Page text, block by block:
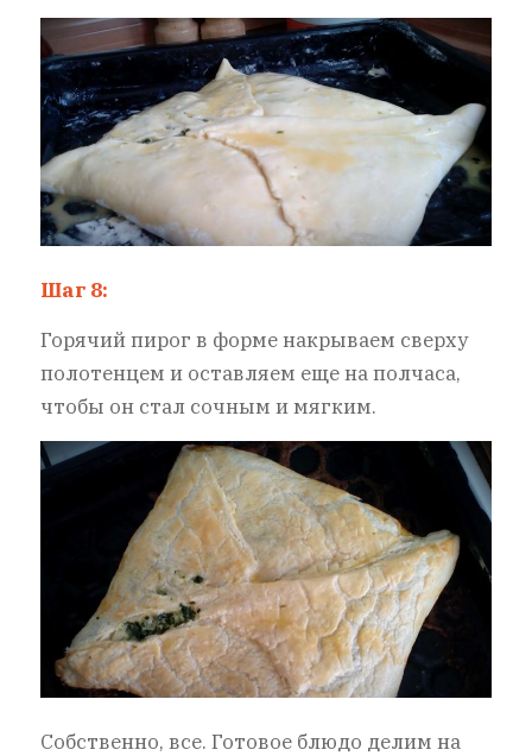
Шаг 8:
Горячий пирог в форме накрываем сверху
полотенцем и оставляем еще на полчаса,
чтобы он стал сочным и мягким.
Собственно, все. Готовое блюдо делим на